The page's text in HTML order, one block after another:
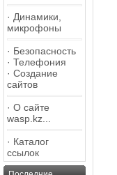
· Динамики,
микрофоны
· Безопасность
· Телефония
· Создание
сайтов
· О сайте
wasp.kz...
· Каталог
ссылок